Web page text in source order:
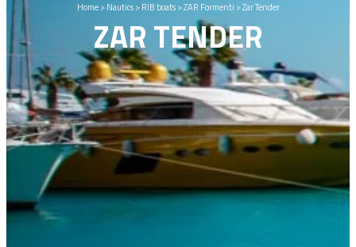
Home>Nautics>RIB boats>ZAR Formenti >Zar Tender
ZAR TENDER